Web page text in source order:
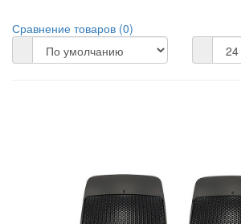
Сравнение товаров (0)